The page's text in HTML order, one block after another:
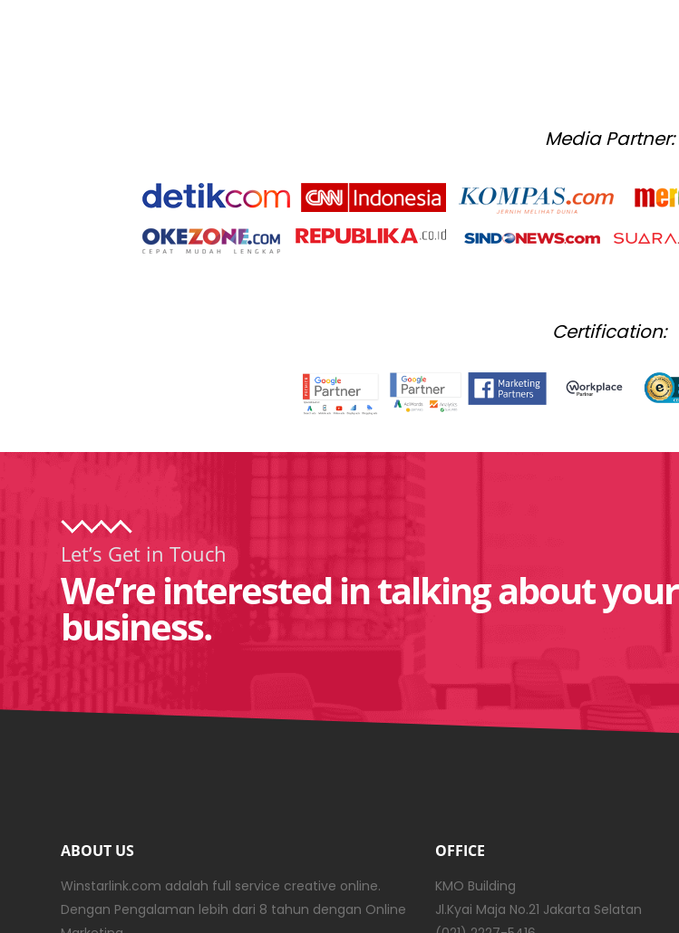
Media Partner:
Certification:
Let’s Get in Touch
We’re interested in talking about your
business.
ABOUT US
Winstarlink.com adalah full service creative online.
Dengan Pengalaman lebih dari 8 tahun dengan Online
OFFICE
KMO Building
Jl.Kyai Maja No.21 Jakarta Selatan